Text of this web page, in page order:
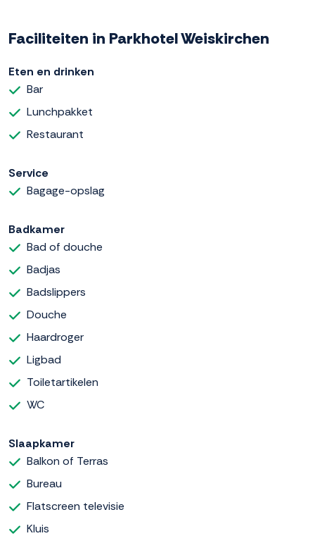
Faciliteiten in Parkhotel Weiskirchen
Eten en drinken
Bar
Lunchpakket
Restaurant
Service
Bagage-opslag
Badkamer
Bad of douche
Badjas
Badslippers
Douche
Haardroger
Ligbad
Toiletartikelen
WC
Slaapkamer
Balkon of Terras
Bureau
Flatscreen televisie
Kluis